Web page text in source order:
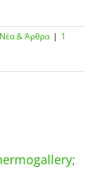
Νέα & Άρθρα | 1